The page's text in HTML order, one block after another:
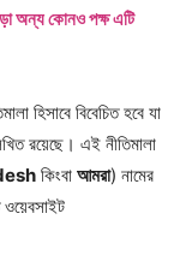
অন্য কোনও পক্ষ এটি
হিসাবে বিবেচিত হবে যা
রয়েছে। এই নীতিমালা
কিংবা আমরা) নামের